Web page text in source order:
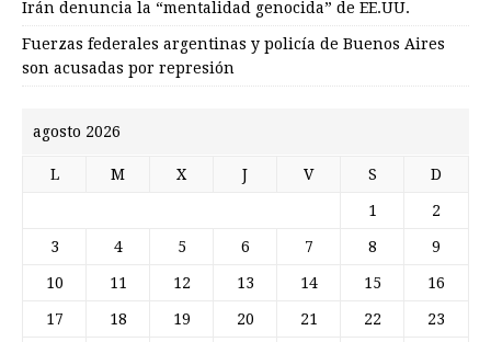
Irán denuncia la “mentalidad genocida” de EE.UU.
Fuerzas federales argentinas y policía de Buenos Aires
son acusadas por represión
agosto 2026
L M X J V S D
1 2
3 4 5 6 7 8 9
10 11 12 13 14 15 16
17 18 19 20 21 22 23